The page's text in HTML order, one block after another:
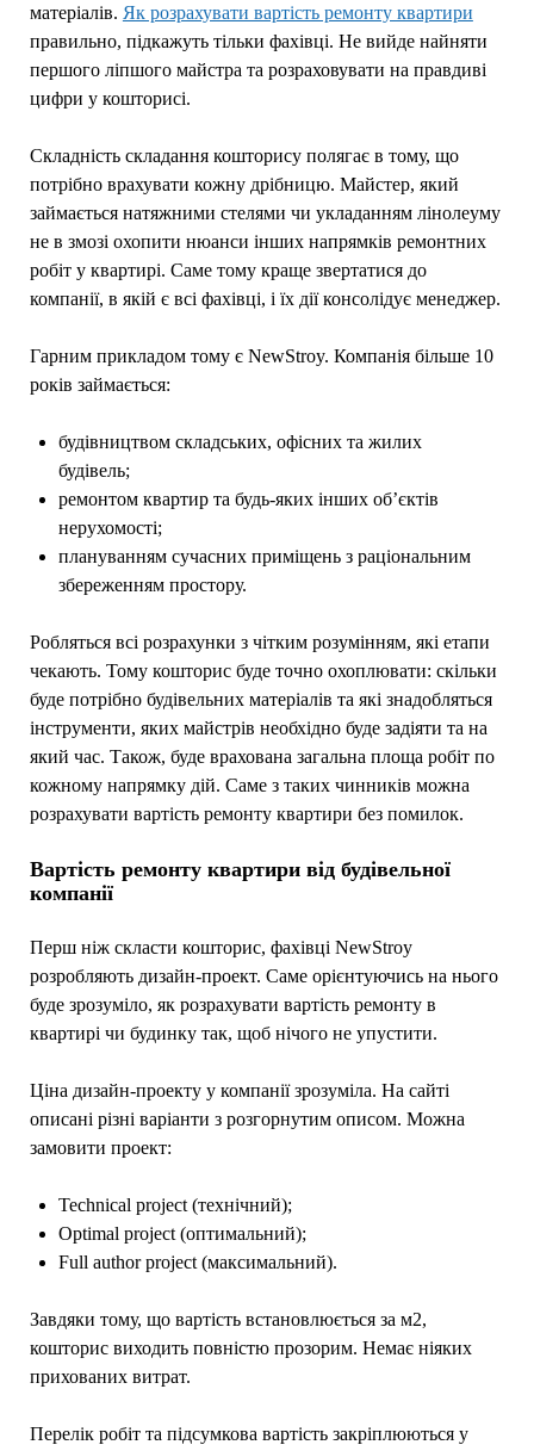
матеріалів. Як розрахувати вартість ремонту квартири
правильно, підкажуть тільки фахівці. Не вийде найняти
першого ліпшого майстра та розраховувати на правдиві
цифри у кошторисі.
Складність складання кошторису полягає в тому, що
потрібно врахувати кожну дрібницю. Майстер, який
займається натяжними стелями чи укладанням лінолеуму
не в змозі охопити нюанси інших напрямків ремонтних
робіт у квартирі. Саме тому краще звертатися до
компанії, в якій є всі фахівці, і їх дії консолідує менеджер.
Гарним прикладом тому є NewStroy. Компанія більше 10
років займається:
будівництвом складських, офісних та жилих
будівель;
ремонтом квартир та будь-яких інших об’єктів
нерухомості;
плануванням сучасних приміщень з раціональним
збереженням простору.
Робляться всі розрахунки з чітким розумінням, які етапи
чекають. Тому кошторис буде точно охоплювати: скільки
буде потрібно будівельних матеріалів та які знадобляться
інструменти, яких майстрів необхідно буде задіяти та на
який час. Також, буде врахована загальна площа робіт по
кожному напрямку дій. Саме з таких чинників можна
розрахувати вартість ремонту квартири без помилок.
Вартість ремонту квартири від будівельної
компанії
Перш ніж скласти кошторис, фахівці NewStroy
розробляють дизайн-проект. Саме орієнтуючись на нього
буде зрозуміло, як розрахувати вартість ремонту в
квартирі чи будинку так, щоб нічого не упустити.
Ціна дизайн-проекту у компанії зрозуміла. На сайті
описані різні варіанти з розгорнутим описом. Можна
замовити проект:
Technical project (технічний);
Optimal project (оптимальний);
Full author project (максимальний).
Завдяки тому, що вартість встановлюється за м2,
кошторис виходить повністю прозорим. Немає ніяких
прихованих витрат.
Перелік робіт та підсумкова вартість закріплюються у